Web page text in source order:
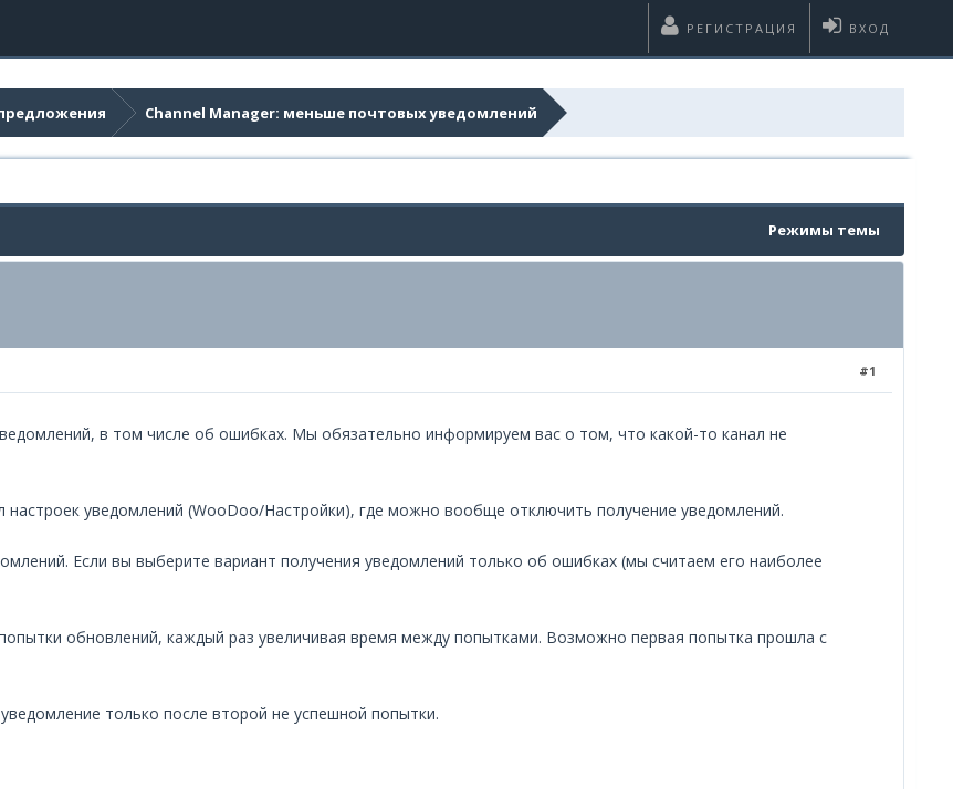
ВХОД
РЕГИСТРАЦИЯ
Channel Manager: меньше почтовых уведомлений
Режимы темы
#1
в том числе об ошибках. Мы обязательно информируем вас о том, что какой-то канал не
настроек уведомлений (WooDoo/Настройки), где можно вообще отключить получение уведомлений.
Если вы выберите вариант получения уведомлений только об ошибках (мы считаем его наиболее
обновлений, каждый раз увеличивая время между попытками. Возможно первая попытка прошла с
только после второй не успешной попытки.